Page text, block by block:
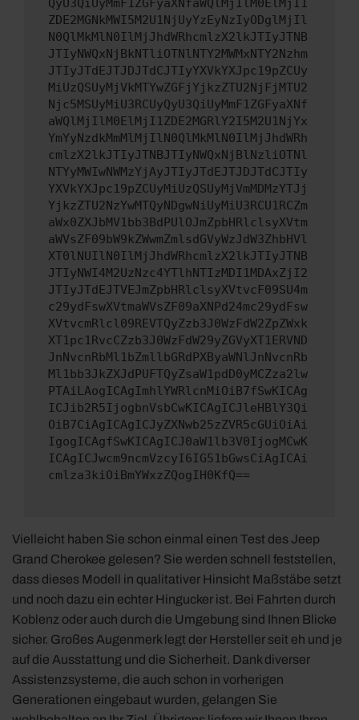
QyU3QiUyMmF1ZGFyaXNfaWQlMjIlM0ElMjI1
ZDE2MGNkMWI5M2U1NjUyYzEyNzIyODglMjIl
N0QlMkMlN0IlMjJhdWRhcmlzX2lkJTIyJTNB
JTIyNWQxNjBkNTliOTNlNTY2MWMxNTY2Nzhm
JTIyJTdEJTJDJTdCJTIyYXVkYXJpc19pZCUy
MiUzQSUyMjVkMTYwZGFjYjkzZTU2NjFjMTU2
Njc5MSUyMiU3RCUyQyU3QiUyMmF1ZGFyaXNf
aWQlMjIlM0ElMjI1ZDE2MGRlY2I5M2U1NjYx
YmYyNzdkMmMlMjIlN0QlMkMlN0IlMjJhdWRh
cmlzX2lkJTIyJTNBJTIyNWQxNjBlNzliOTNl
NTYyMWIwNWMzYjAyJTIyJTdEJTJDJTdCJTIy
YXVkYXJpc19pZCUyMiUzQSUyMjVmMDMzYTJj
YjkzZTU2NzYwMTQyNDgwNiUyMiU3RCU1RCZm
aWx0ZXJbMV1bb3BdPUlOJmZpbHRlclsyXVtm
aWVsZF09bW9kZWwmZmlsdGVyWzJdW3ZhbHVl
XT0lNUIlN0IlMjJhdWRhcmlzX2lkJTIyJTNB
JTIyNWI4M2UzNzc4YTlhNTIzMDI1MDAxZjI2
JTIyJTdEJTVEJmZpbHRlclsyXVtvcF09SU4m
c29ydFswXVtmaWVsZF09aXNPd24mc29ydFsw
XVtvcmRlcl09REVTQyZzb3J0WzFdW2ZpZWxk
XT1pc1RvcCZzb3J0WzFdW29yZGVyXT1ERVND
JnNvcnRbMl1bZmllbGRdPXByaWNlJnNvcnRb
Ml1bb3JkZXJdPUFTQyZsaW1pdD0yMCZza2lw
PTAiLAogICAgImhlYWRlcnMiOiB7fSwKICAg
ICJib2R5IjogbnVsbCwKICAgICJleHBlY3Qi
OiB7CiAgICAgICJyZXNwb25zZVR5cGUiOiAi
IgogICAgfSwKICAgICJ0aW1lb3V0IjogMCwK
ICAgICJwcm9ncmVzcyI6IG51bGwsCiAgICAi
cmlza3kiOiBmYWxzZQogIH0KfQ==
Vielleicht haben Sie schon einmal einen Test des Jeep
Grand Cherokee gelesen? Sie werden schnell feststellen,
dass dieses Modell in qualitativer Hinsicht Maßstäbe setzt
und noch dazu ein echter Hingucker ist. Bei Fahrten durch
Koblenz oder auch durch die Umgebung sind Ihnen Blicke
sicher. Großes Augenmerk legt der Hersteller seit eh und je
auf die Ausstattung und die Sicherheit. Dank diverser
Assistenzsysteme, die auch schon in vorherigen
Generationen eingebaut wurden, gelangen Sie